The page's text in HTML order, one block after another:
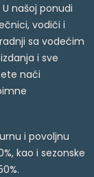
našoj ponudi
vodiči i
sa vodećim
i sve
naći
i povoljnu
kao i sezonske